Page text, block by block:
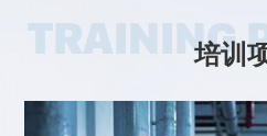
TRAINING
培训